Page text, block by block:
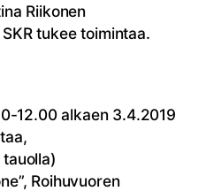
Riikonen
tukee toimintaa.
12.00 alkaen 3.4.2019
Roihuvuoren